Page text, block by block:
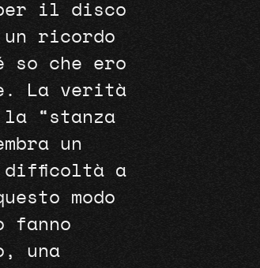
per il disco
ricordo
so che ero
La verità
“stanza
un
difficoltà a
modo
fanno
una